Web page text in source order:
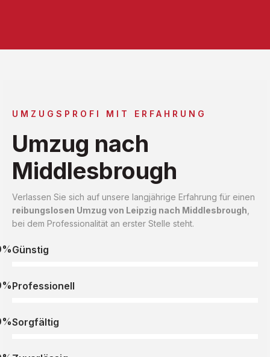
UMZUGSPROFI MIT ERFAHRUNG
Umzug nach
Middlesbrough
Verlassen Sie sich auf unsere langjährige Erfahrung für einen
reibungslosen Umzug von Leipzig nach Middlesbrough
bei dem Professionalität an erster Stelle steht.
Günstig
Professionell
Sorgfältig